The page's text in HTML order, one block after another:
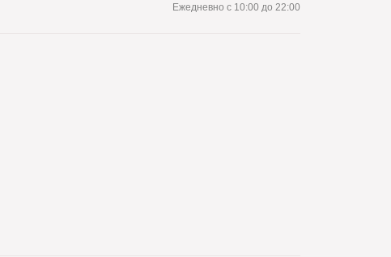
Ежедневно с 10:00 до 22:00